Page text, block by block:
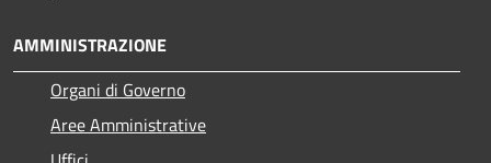
AMMINISTRAZIONE
Organi di Governo
Aree Amministrative